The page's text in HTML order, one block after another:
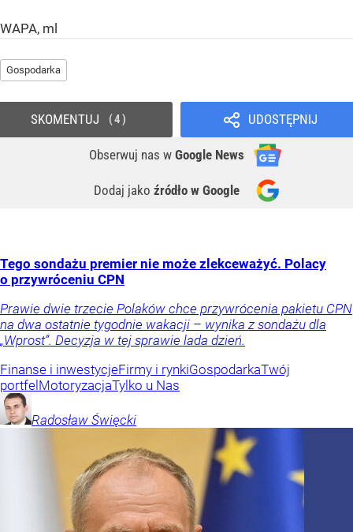
WAPA, ml
Gospodarka
UDOSTĘPNIJ
Obserwuj nas w Google News
Dodaj jako źródło w Google
SKOMENTUJ 4
Tego sondażu premier nie może zlekceważyć. Polacy
o przywróceniu CPN
Prawie dwie trzecie Polaków chce przywrócenia pakietu CPN
na dwa ostatnie tygodnie wakacji – wynika z sondażu dla
„Wprost”. Decyzja w tej sprawie lada dzień.
Finanse i inwestycjeFirmy i rynkiGospodarkaTwój
portfel MotoryzacjaTylko u Nas
Radosław Święcki